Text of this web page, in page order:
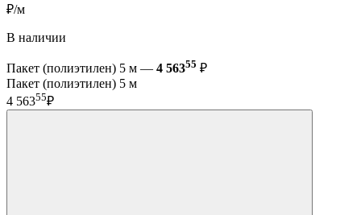
₽/м
В наличии
Пакет (полиэтилен) 5 м — 4 56355 ₽
Пакет (полиэтилен) 5 м
4 56355₽